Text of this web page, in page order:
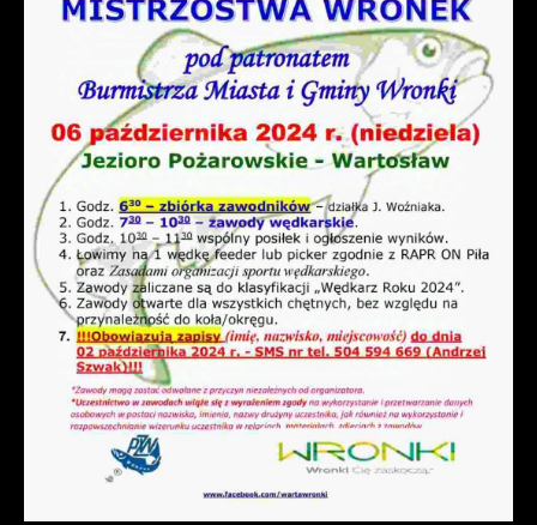
gwarantuje dostępność wszystkich
funkcjonalności.
prezentowania Ci naszych komunikatów na
podstawie analizy Twoich upodobań oraz
Twoich zwyczajów dotyczących
przeglądanej witryny internetowej. Treści
promocyjne mogą pojawić się na stronach
podmiotów trzecich lub firm będących
naszymi partnerami oraz innych
dostawców usług. Firmy te działają w
charakterze pośredników prezentujących
nasze treści w postaci wiadomości, ofert,
komunikatów mediów społecznościowych.